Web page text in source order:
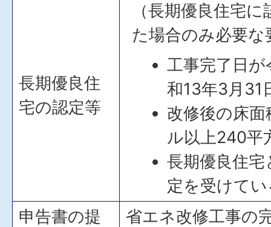
長期優良住
宅の認定等
（長期優良住宅
た場合のみ必要な
工事完了日
和13年3月31
改修後の床
ル以上240平
長期優良住
定を受けて
申告書の提
省エネ改修工事の